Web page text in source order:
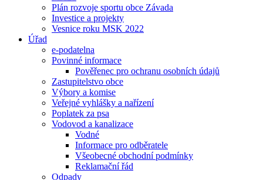
Plán rozvoje sportu obce Závada
Investice a projekty
Vesnice roku MSK 2022
Úřad
e-podatelna
Povinné informace
Pověřenec pro ochranu osobních údajů
Zastupitelstvo obce
Výbory a komise
Veřejné vyhlášky a nařízení
Poplatek za psa
Vodovod a kanalizace
Vodné
Informace pro odběratele
Všeobecné obchodní podmínky
Reklamační řád
Odpady